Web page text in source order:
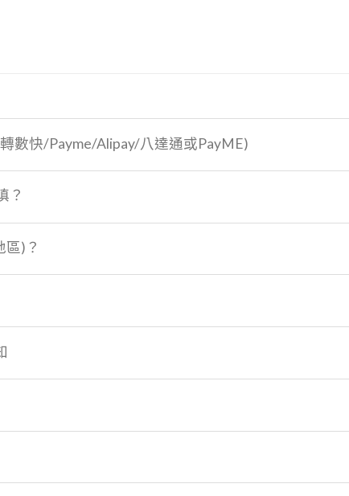
數快/Payme/Alipay/八達通或PayME)
？
區)？